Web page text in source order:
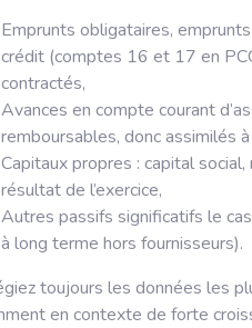
Emprunts obligataires,
crédit (comptes 16 et 17 en
contractés,
Avances en compte courant
remboursables, donc assimilés
Capitaux propres : capital
résultat de l’exercice,
Autres passifs significatifs le
à long terme hors fournisseurs).
toujours les données les
en contexte de forte